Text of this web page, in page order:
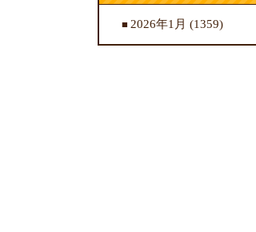
2026年1月 (1359)